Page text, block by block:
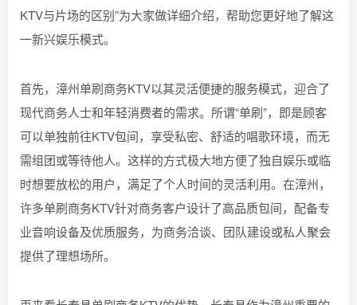
KTV与片场的区别”为大家做详细介绍，帮助您更好地了解这
一新兴娱乐模式。
首先，漳州单刷商务KTV以其灵活便捷的服务模式，迎合了
现代商务人士和年轻消费者的需求。所谓“单刷”，即是顾客
可以单独前往KTV包间，享受私密、舒适的唱歌环境，而无
需组团或等待他人。这样的方式极大地方便了独自娱乐或临
时想要放松的用户，满足了个人时间的灵活利用。在漳州，
许多单刷商务KTV针对商务客户设计了高品质包间，配备专
业音响设备及优质服务，为商务洽谈、团队建设或私人聚会
提供了理想场所。